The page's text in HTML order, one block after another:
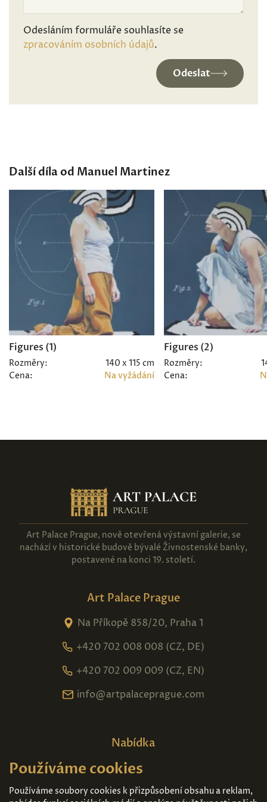
Odesláním formuláře souhlasíte se
zpracováním osobních údajů.
Odeslat
Další díla od Manuel Martinez
Figures (1)
Rozměry:
140 x 115 cm
Cena:
Na vyžádání
Figures (2)
Rozměry:
Cena:
Art Palace Prague, nově otevřená výstavní galerie, se
nachází v historické budově bývalé Živnostenské banky,
postavené na konci 19. století.
Art Palace Prague
Na Příkopě 858/20, Praha 1
+420 702 008 008 (CZ, DE)
+420 702 009 009 (CZ, EN)
info@artpalaceprague.com
Nabídka
Domů
Expozice
Kontakt
Používáme cookies
Používáme soubory cookies k přizpůsobení obsahu a reklam,